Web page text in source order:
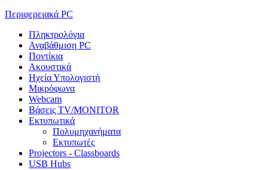
Περιφερειακά PC
Πληκτρολόγια
Αναβάθμιση PC
Ποντίκια
Ακουστικά
Ηχεία Υπολογιστή
Μικρόφωνα
Webcam
Βάσεις TV/MONITOR
Εκτυπωτικά
Πολυμηχανήματα
Εκτυπωτές
Projectors - Classboards
USB Hubs